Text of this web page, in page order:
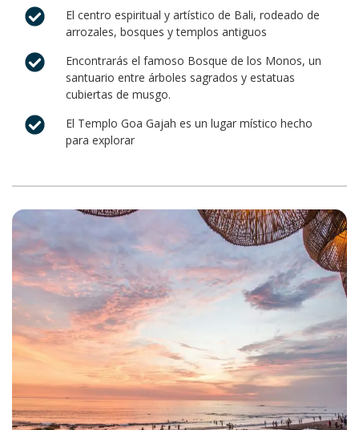
El centro espiritual y artístico de Bali, rodeado de
arrozales, bosques y templos antiguos
Encontrarás el famoso Bosque de los Monos, un
santuario entre árboles sagrados y estatuas
cubiertas de musgo.
El Templo Goa Gajah es un lugar místico hecho
para explorar